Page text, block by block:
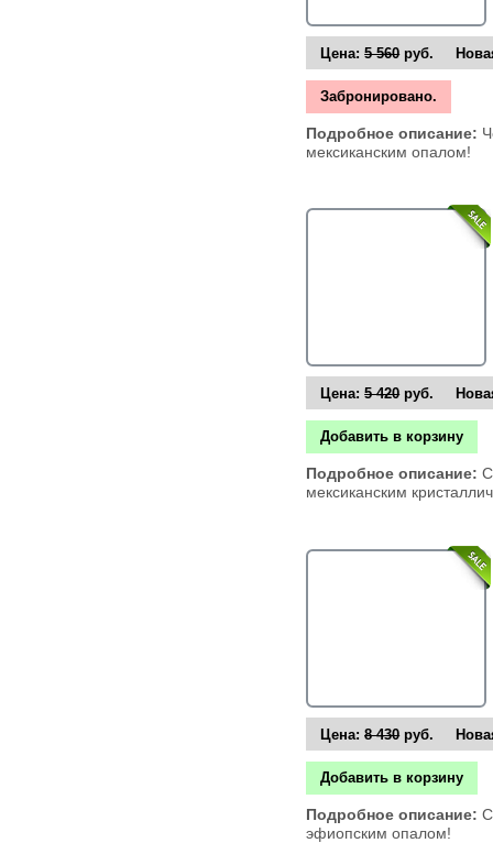
Цена:5 560руб.
Забронировано.
Подробное описание:
мексиканским опалом!
Цена:5 420руб.
Добавить в корзину
Подробное описание:
мексиканским
Цена:8 430руб.
Добавить в корзину
Подробное описание:
эфиопским опалом!